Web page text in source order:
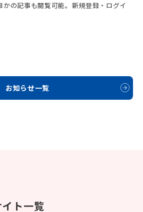
かの記事も閲覧可能。新規登録・ログイ
お知らせ一覧
ト一覧